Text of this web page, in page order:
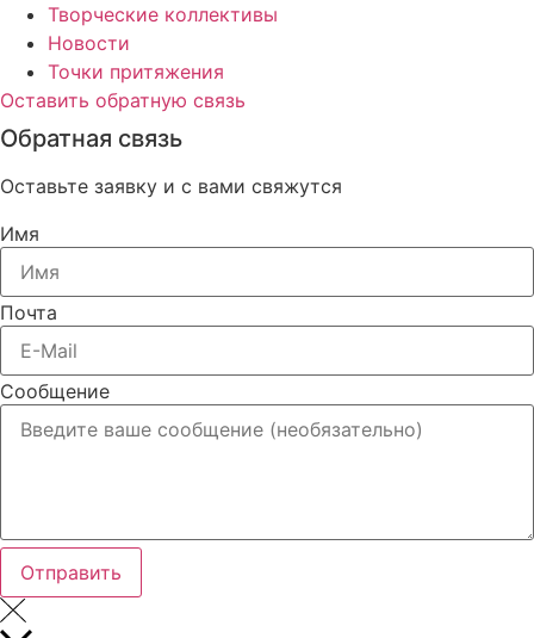
Творческие коллективы
Новости
Точки притяжения
Оставить обратную связь
Обратная связь
Оставьте заявку и с вами свяжутся
Имя
Почта
Сообщение
Отправить